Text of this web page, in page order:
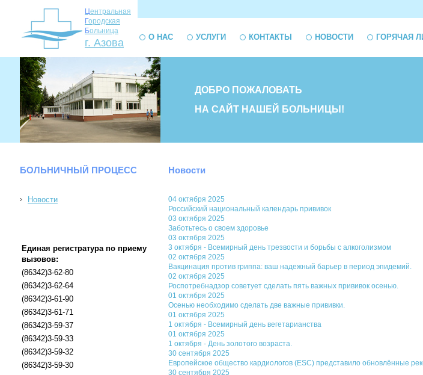
Центральная
Городская
Больница
г. Азова О НАС УСЛУГИ КОНТАКТЫ НОВОСТИ ГОРЯЧАЯ
ДОБРО ПОЖАЛОВАТЬ
НА САЙТ НАШЕЙ БОЛЬНИЦЫ!
БОЛЬНИЧНЫЙ ПРОЦЕСС
Новости
Единая регистратура по приему
вызовов:
(86342)3-62-80
(86342)3-62-64
(86342)3-61-90
(86342)3-61-71
(86342)3-59-37
(86342)3-59-33
(86342)3-59-32
(86342)3-59-30
Новости
04 октября 2025
Российский национальный календарь прививок
03 октября 2025
Заботьтесь о своем здоровье
03 октября 2025
3 октября - Всемирный день трезвости и борьбы с алкоголизмом
02 октября 2025
Вакцинация против гриппа: ваш надежный барьер в период эпидемий.
02 октября 2025
Роспотребнадзор советует сделать пять важных прививок осенью.
01 октября 2025
Осенью необходимо сделать две важные прививки.
01 октября 2025
1 октября - Всемирный день вегетарианства
01 октября 2025
1 октября - День золотого возраста.
30 сентября 2025
Европейское общество кардиологов (ESC) представило обновлённые
30 сентября 2025